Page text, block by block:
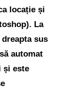
locație și
La
sus
automat
și este